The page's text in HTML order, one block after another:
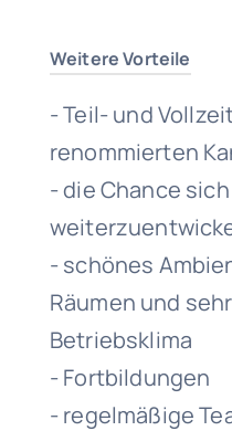
Weitere Vorteile
- Teil- und
renommierten
- die Chance
- schönes
Räumen und
Betriebsklima
- Fortbildungen
- regelmäßige